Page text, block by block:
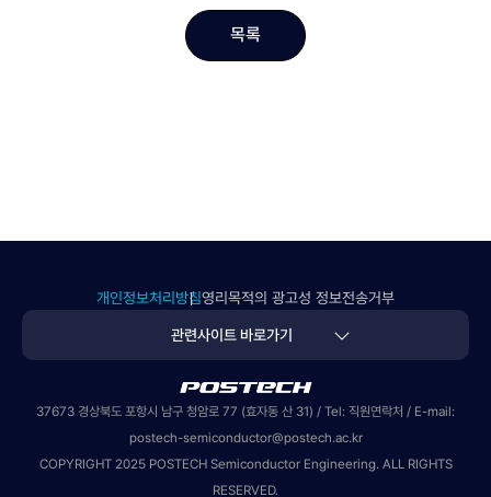
목록
개인정보처리방침영리목적의 광고성 정보전송거부
관련사이트 바로가기
37673 경상북도 포항시 남구 청암로 77 (효자동 산 31) / Tel: 직원연락처 / E-mail:
postech-semiconductor@postech.ac.kr
COPYRIGHT 2025 POSTECH Semiconductor Engineering. ALL RIGHTS
RESERVED.